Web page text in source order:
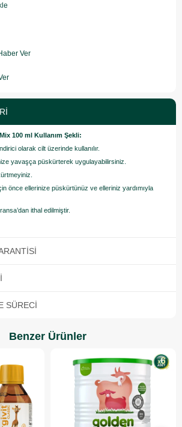
Ver
100 ml Kullanım Şekli:
olarak cilt üzerinde kullanılır.
yavaşça püskürterek uygulayabilirsiniz.
önce ellerinize püskürtünüz ve elleriniz yardımıyla
ithal edilmiştir.
SÜRECI
Benzer Ürünler